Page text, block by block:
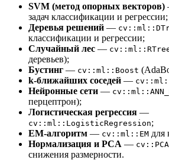
SVM (метод опорных векторов)
задач классификации и регрессии;
Деревья решений —
классификации и регрессии;
Случайный лес —
деревьев);
Бустинг — cv::ml::Boost
k-ближайших соседей —
Нейронные сети —
перцептрон);
Логистическая регрессия —
cv::ml::LogisticRegression;
EM-алгоритм — cv::ml::EM для
Нормализация и PCA — cv::PCA
снижения размерности.